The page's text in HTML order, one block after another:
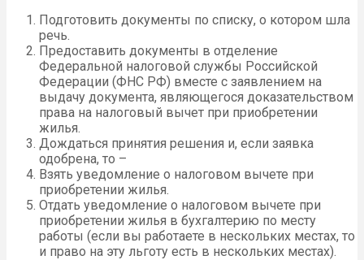
Подготовить документы по списку, о котором шла
речь.
Предоставить документы в отделение
Федеральной налоговой службы Российской
Федерации (ФНС РФ) вместе с заявлением на
выдачу документа, являющегося доказательством
права на налоговый вычет при приобретении
жилья.
Дождаться принятия решения и, если заявка
одобрена, то –
Взять уведомление о налоговом вычете при
приобретении жилья.
Отдать уведомление о налоговом вычете при
приобретении жилья в бухгалтерию по месту
работы (если вы работаете в нескольких местах, то
и право на эту льготу есть в нескольких местах).